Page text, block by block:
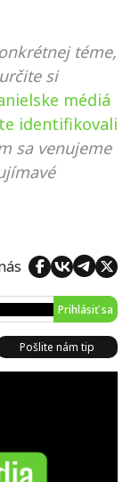
téme,
si
médiá
identifikovali
sa venujeme
Prihlásiť sa
Pošlite nám tip